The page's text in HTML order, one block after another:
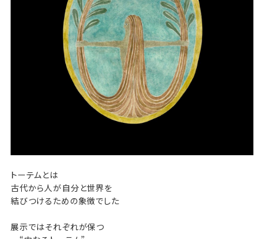
トーテムとは
古代から人が自分と世界を
結びつけるための象徴でした
展示ではそれぞれが保つ